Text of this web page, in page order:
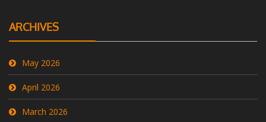
ARCHIVES
May 2026
April 2026
March 2026